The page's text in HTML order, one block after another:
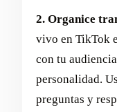
2. Organice
vivo en TikTok
con tu
personalidad.
preguntas y